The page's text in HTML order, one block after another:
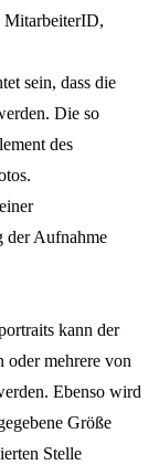
MitarbeiterID,
sein, dass die
Die so
des
der Aufnahme
kann der
oder mehrere von
Ebenso wird
Größe
Stelle